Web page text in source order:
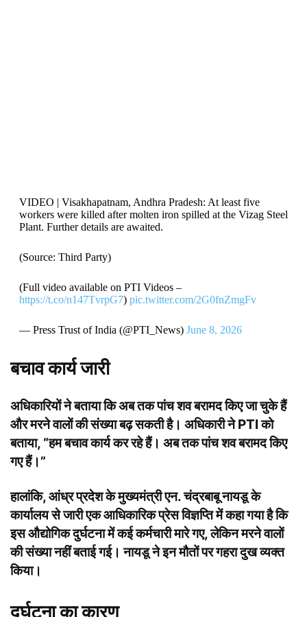
VIDEO | Visakhapatnam, Andhra Pradesh: At least five
workers were killed after molten iron spilled at the Vizag Steel
Plant. Further details are awaited.
(Source: Third Party)
(Full video available on PTI Videos –
https://t.co/n147TvrpG7) pic.twitter.com/2G0fnZmgFv
— Press Trust of India (@PTI_News) June 8, 2026
बचाव कार्य जारी
अधिकारियों ने बताया कि अब तक पांच शव बरामद किए जा चुके हैं
और मरने वालों की संख्या बढ़ सकती है। अधिकारी ने PTI को
बताया, “हम बचाव कार्य कर रहे हैं। अब तक पांच शव बरामद किए
गए हैं।”
हालांकि, आंध्र प्रदेश के मुख्यमंत्री एन. चंद्रबाबू नायडू के
कार्यालय से जारी एक आधिकारिक प्रेस विज्ञप्ति में कहा गया है कि
इस औद्योगिक दुर्घटना में कई कर्मचारी मारे गए, लेकिन मरने वालों
की संख्या नहीं बताई गई। नायडू ने इन मौतों पर गहरा दुख व्यक्त
किया।
दुर्घटना का कारण